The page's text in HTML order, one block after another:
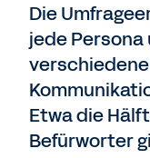
Die
jede
verschiedene
Etwa die
Befürworter